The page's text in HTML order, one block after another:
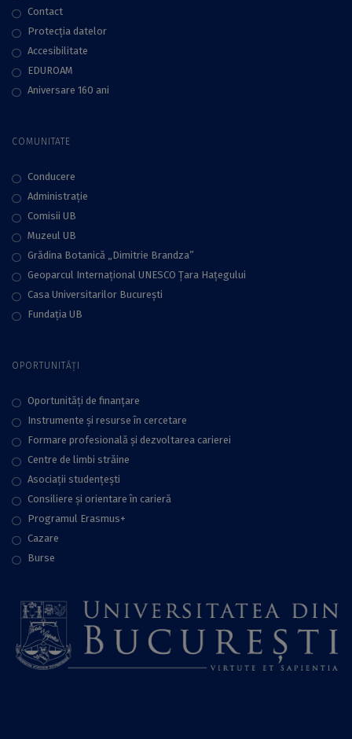
Contact
Protecţia datelor
Accesibilitate
EDUROAM
Aniversare 160 ani
COMUNITATE
Conducere
Administraţie
Comisii UB
Muzeul UB
Grădina Botanică „Dimitrie Brandza”
Geoparcul Internațional UNESCO Țara Hațegului
Casa Universitarilor București
Fundaţia UB
OPORTUNITĂȚI
Oportunități de finanțare
Instrumente și resurse în cercetare
Formare profesională și dezvoltarea carierei
Centre de limbi străine
Asociații studențești
Consiliere şi orientare în carieră
Programul Erasmus+
Cazare
Burse